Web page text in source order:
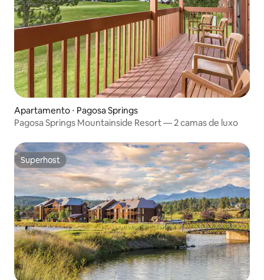
Apartamento ⋅ Pagosa Springs
Pagosa Springs Mountainside Resort — 2 camas de luxo
Superhost
Superhost